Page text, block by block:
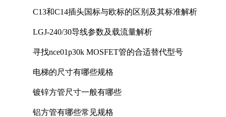
C13和C14插头国标与欧标的区别及其标准解析
LGJ-240/30导线参数及载流量解析
寻找nce01p30k MOSFET管的合适替代型号
电梯的尺寸有哪些规格
镀锌方管尺寸一般有哪些
铝方管有哪些常见规格